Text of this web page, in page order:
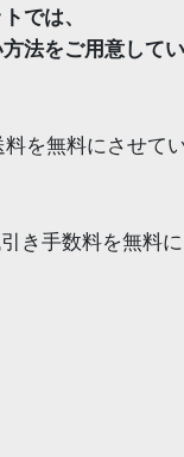
では、
法をご用意してい
を無料にさせて
手数料を無料に